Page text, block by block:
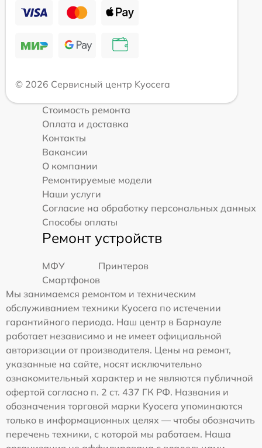
© 2026 Сервисный центр Kyocera
Стоимость ремонта
Оплата и доставка
Контакты
Вакансии
О компании
Ремонтируемые модели
Наши услуги
Согласие на обработку персональных данных
Способы оплаты
Ремонт устройств
МФУ
Принтеров
Смартфонов
Мы занимаемся ремонтом и техническим
обслуживанием техники Kyocera по истечении
гарантийного периода. Наш центр в Барнауле
работает независимо и не имеет официальной
авторизации от производителя. Цены на ремонт,
указанные на сайте, носят исключительно
ознакомительный характер и не являются публичной
офертой согласно п. 2 ст. 437 ГК РФ. Названия и
обозначения торговой марки Kyocera упоминаются
только в информационных целях — чтобы обозначить
перечень техники, с которой мы работаем. Наша